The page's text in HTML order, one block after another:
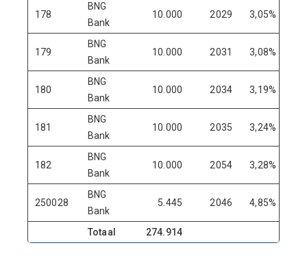
178
BNG
Bank
10.000 2029 3,05%
179
BNG
Bank
10.000 2031 3,08%
180
BNG
Bank
10.000 2034 3,19%
181
BNG
Bank
10.000 2035 3,24%
182
BNG
Bank
10.000 2054 3,28%
250028
BNG
Bank
5.445 2046 4,85%
Totaal 274.914